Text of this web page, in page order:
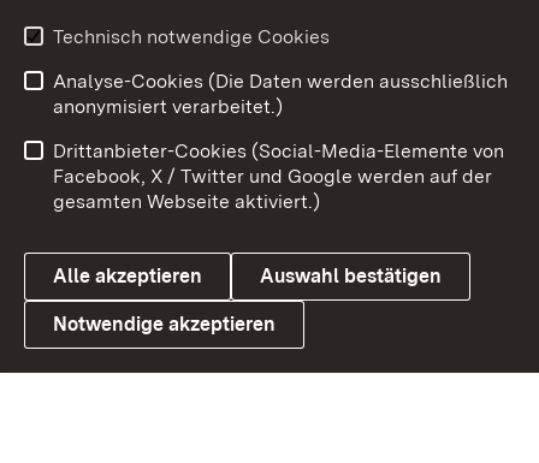
Link zum Landesportal
Impressum
Kontakt
Barrierefreiheit
Datenschutz
Cookies
Technisch notwendige Cookies
Analyse-Cookies (Die Daten werden ausschließlich
anonymisiert verarbeitet.)
Drittanbieter-Cookies (Social-Media-Elemente von
Facebook, X / Twitter und Google werden auf der
gesamten Webseite aktiviert.)
Alle akzeptieren Auswahl bestätigen
Notwendige akzeptieren